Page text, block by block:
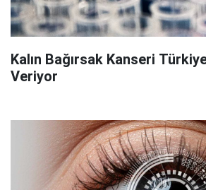
Kalın Bağırsak Kanseri
Veriyor